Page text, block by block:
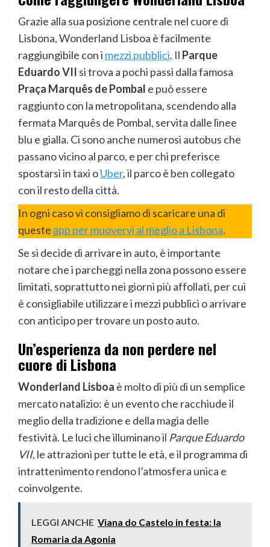
Grazie alla sua posizione centrale nel cuore di
Lisbona, Wonderland Lisboa è facilmente
raggiungibile con i mezzi pubblici. Il Parque
Eduardo VII si trova a pochi passi dalla famosa
Praça Marquês de Pombal e può essere
raggiunto con la metropolitana, scendendo alla
fermata Marquês de Pombal, servita dalle linee
blu e gialla. Ci sono anche numerosi autobus che
passano vicino al parco, e per chi preferisce
spostarsi in taxi oUber, il parco è ben collegato
con il resto della città.
In ogni caso vi consigliamo di scaricare una di
queste app per muovervi al meglio a Lisbona.
Se si decide di arrivare in auto, è importante
notare che i parcheggi nella zona possono essere
limitati, soprattutto nei giorni più affollati, per cui
è consigliabile utilizzare i mezzi pubblici o arrivare
con anticipo per trovare un posto auto.
Un’esperienza da non perdere nel
cuore di Lisbona
Wonderland Lisboa è molto di più di un semplice
mercato natalizio: è un evento che racchiude il
meglio della tradizione e della magia delle
festività. Le luci che illuminano il Parque Eduardo
VII, le attrazioni per tutte le età, e il programma di
intrattenimento rendono l’atmosfera unica e
coinvolgente.
LEGGI ANCHE Viana do Castelo in festa: la
Romaria da Agonia